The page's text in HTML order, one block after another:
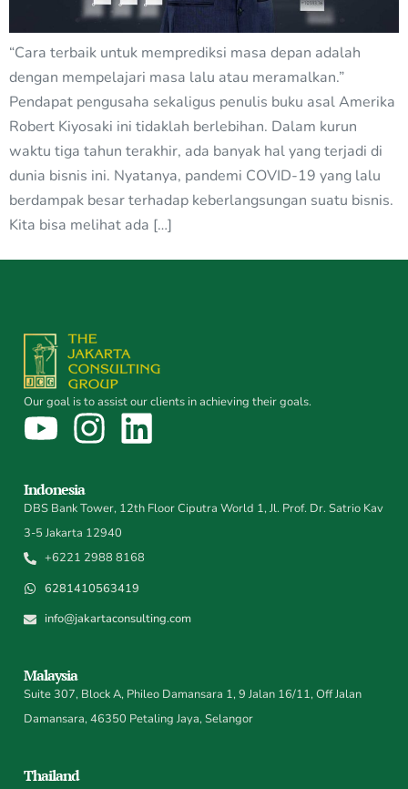
“Cara terbaik untuk memprediksi masa depan adalah
dengan mempelajari masa lalu atau meramalkan.”
Pendapat pengusaha sekaligus penulis buku asal Amerika
Robert Kiyosaki ini tidaklah berlebihan. Dalam kurun
waktu tiga tahun terakhir, ada banyak hal yang terjadi di
dunia bisnis ini. Nyatanya, pandemi COVID-19 yang lalu
berdampak besar terhadap keberlangsungan suatu bisnis.
Kita bisa melihat ada […]
Our goal is to assist our clients in achieving their goals.
Indonesia
DBS Bank Tower, 12th Floor Ciputra World 1, Jl. Prof. Dr. Satrio Kav
3-5 Jakarta 12940
+6221 2988 8168
6281410563419
info@jakartaconsulting.com
Malaysia
Suite 307, Block A, Phileo Damansara 1, 9 Jalan 16/11, Off Jalan
Damansara, 46350 Petaling Jaya, Selangor
Thailand